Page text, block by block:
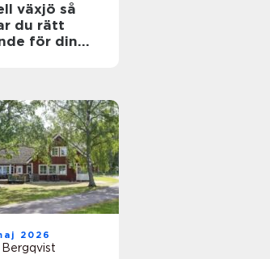
växjö så
du rätt
för din
2026
Bergqvist